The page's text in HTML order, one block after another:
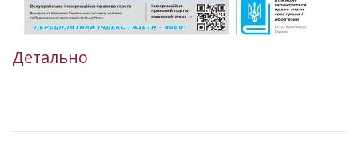
Детально